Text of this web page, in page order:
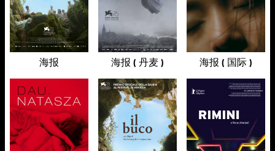
海报 海报 ( 丹麦 ) 海报 ( 国际 )